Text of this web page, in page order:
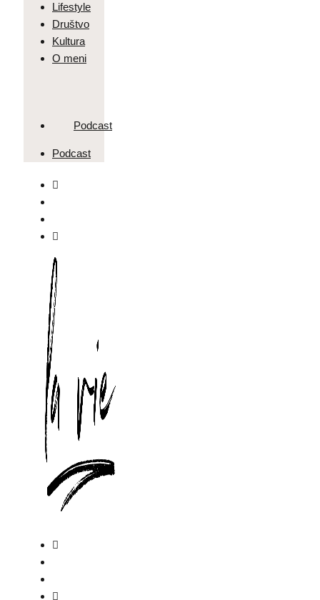
Lifestyle
Društvo
Kultura
O meni
Podcast
Podcast